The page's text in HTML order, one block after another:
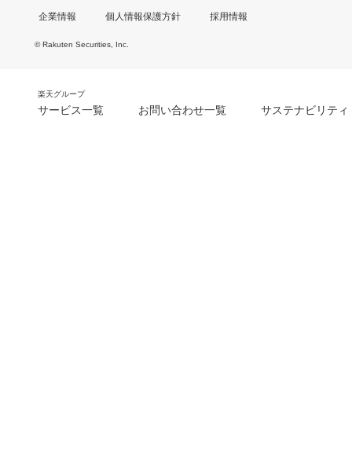
企業情報 個人情報保護方針 採用情報
© Rakuten Securities, Inc.
楽天グループ
サービス一覧 お問い合わせ一覧 サステナビリティ